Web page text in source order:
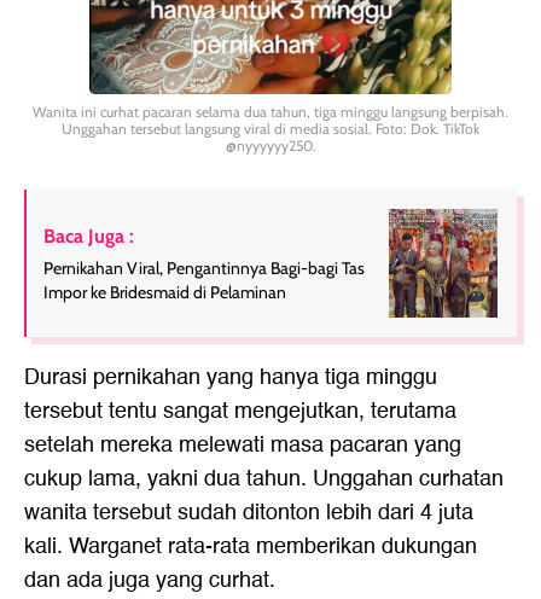
Wanita ini curhat pacaran selama dua tahun, tiga minggu langsung berpisah.
Unggahan tersebut langsung viral di media sosial. Foto: Dok. TikTok
@nyyyyyy250.
Baca Juga :
Pernikahan Viral, Pengantinnya Bagi-bagi Tas
Impor ke Bridesmaid di Pelaminan
Durasi pernikahan yang hanya tiga minggu
tersebut tentu sangat mengejutkan, terutama
setelah mereka melewati masa pacaran yang
cukup lama, yakni dua tahun. Unggahan curhatan
wanita tersebut sudah ditonton lebih dari 4 juta
kali. Warganet rata-rata memberikan dukungan
dan ada juga yang curhat.